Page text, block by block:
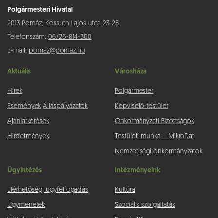
Polgármesteri Hivatal
2013 Pomáz, Kossuth Lajos utca 23-25.
Telefonszám: 06/26-814-300
E-mail: pomaz@pomaz.hu
Aktuális
Hírek
Események Álláspályázatok
Ajánlatkérések
Hirdetmények
Városháza
Polgármester
Képviselő-testület
Önkormányzati Bizottságok
Testületi munka – MikroDat
Nemzetiségi önkormányzatok
Ügyintézés
Elérhetőség, ügyfélfogadás
Ügymenetek
Intézményeink
Kultúra
Szociális szolgáltatás